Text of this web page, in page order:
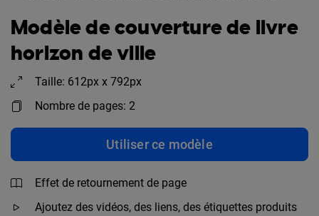
Modèle de couverture de livre
horizon de ville
Taille: 612px x 792px
Nombre de pages: 2
Utiliser ce modèle
Effet de retournement de page
Ajoutez des vidéos, des liens, des étiquettes produits